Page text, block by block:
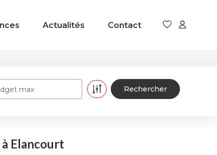
Actualités Contact
max
Elancourt